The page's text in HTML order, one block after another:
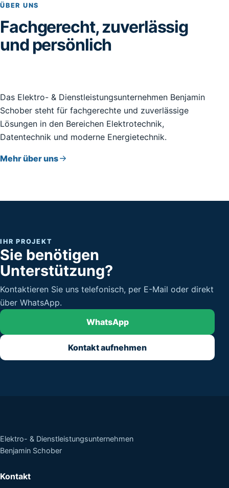
ÜBER UNS
Fachgerecht, zuverlässig
und persönlich
Das Elektro- & Dienstleistungsunternehmen Benjamin
Schober steht für fachgerechte und zuverlässige
Lösungen in den Bereichen Elektrotechnik,
Datentechnik und moderne Energietechnik.
Mehr über uns
IHR PROJEKT
Sie benötigen
Unterstützung?
Kontaktieren Sie uns telefonisch, per E-Mail oder direkt
über WhatsApp.
WhatsApp
Kontakt aufnehmen
Elektro- & Dienstleistungsunternehmen
Benjamin Schober
Kontakt